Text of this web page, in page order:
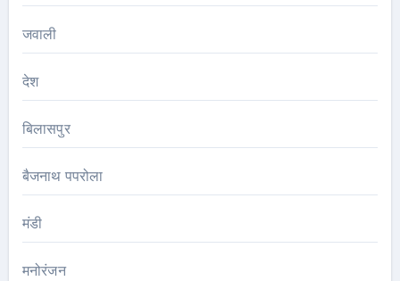
जवाली
देश
बिलासपुर
बैजनाथ पपरोला
मंडी
मनोरंजन